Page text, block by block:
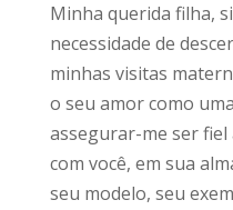
Minha querida filha,
necessidade de
minhas visitas
o seu amor como
assegurar-me ser
com você, em sua
seu modelo, seu